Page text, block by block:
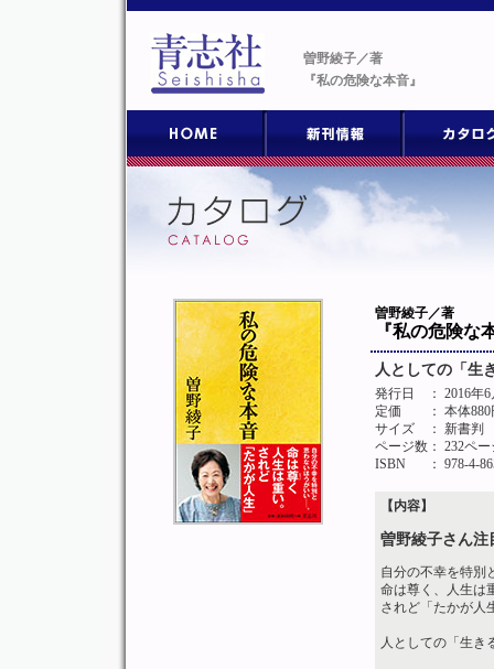
曽野綾子／著
『私の危険な本音』
曽野綾子／著
『私の危険な
人としての「生
発行日
： 2016年
定価
： 本体
サイズ
： 新書判
ページ数： 232ペー
ISBN
： 978-4-
【内容】
曽野綾子さん注
自分の不幸を特
命は尊く、人生は
されど「たかが人
人としての「生き